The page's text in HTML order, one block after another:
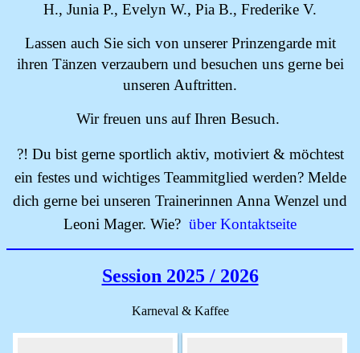
H., Junia P., Evelyn W., Pia B., Frederike V.
Lassen auch Sie sich von unserer Prinzengarde mit
ihren Tänzen verzaubern und besuchen uns gerne bei
unseren Auftritten.
Wir freuen uns auf Ihren Besuch.
?! Du bist gerne sportlich aktiv, motiviert & möchtest
ein festes und wichtiges Teammitglied werden? Melde
dich gerne bei unseren Trainerinnen Anna Wenzel und
Leoni Mager. Wie? über Kontaktseite
Session 2025 / 2026
Karneval & Kaffee